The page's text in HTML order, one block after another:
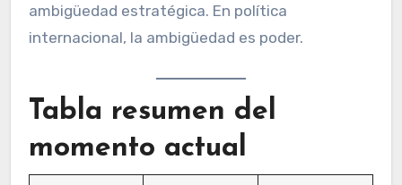
ambigüedad estratégica. En política
internacional, la ambigüedad es poder.
Tabla resumen del
momento actual